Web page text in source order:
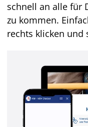
schnell an alle für
zu kommen.
rechts klicken und